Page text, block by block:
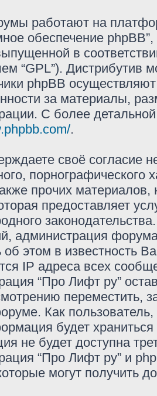
работают на
обеспечение
в
“GPL”). Дистрибутив
phpBB
за материалы,
С более
.
своё согласие
порнографического
прочих
предоставляет
администрация
об этом в известность
IP адреса всех
“Про Лифт ру”
переместить,
Как
будет
не будет доступна
“Про Лифт ру” и
могут получить